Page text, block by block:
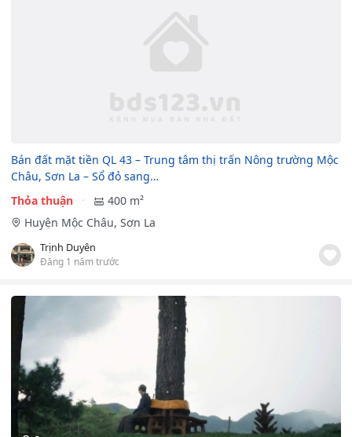
Bán đất mặt tiền QL 43 – Trung tâm thị trấn Nông trường Mộc
Châu, Sơn La – Sổ đỏ sang…
Thỏa thuận
400 m²
Huyện Mộc Châu, Sơn La
Trịnh Duyên
Đăng 1 năm trước